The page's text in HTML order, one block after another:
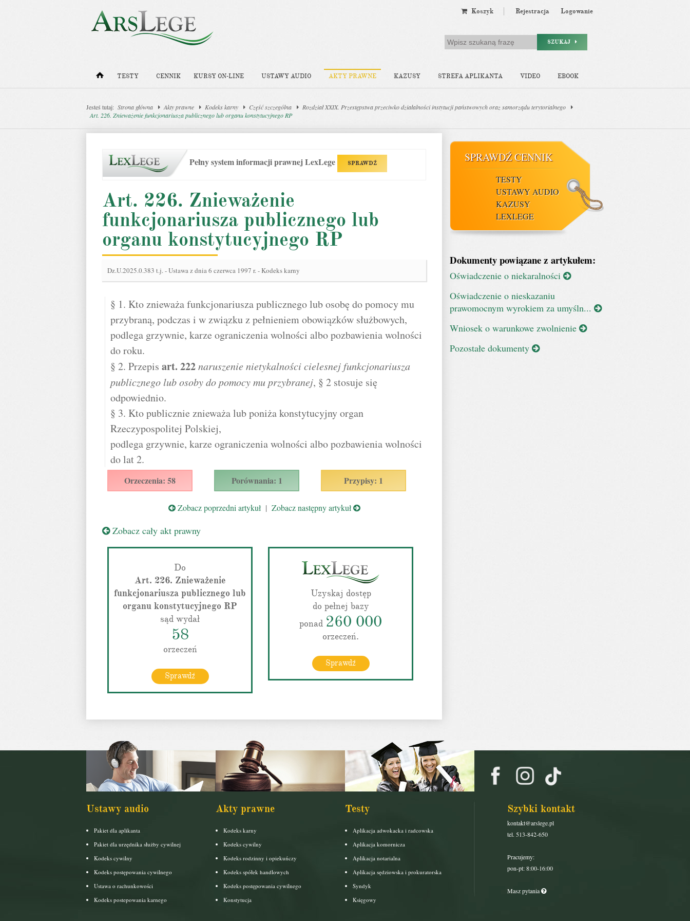
Koszyk Rejestracja Logowanie
SZUKAJ
TESTY CENNIK KURSY ON-LINE USTAWY AUDIO AKTY PRAWNE KAZUSY STREFA APLIKANTA VIDEO EBOOK
Jesteś tutaj: Strona główna Akty prawne Kodeks karny Część szczególna
Rozdział XXIX. Przestępstwa przeciwko działalności instytucji państwowych oraz samorządu terytorialnego
Art. 226. Znieważenie funkcjonariusza publicznego lub organu konstytucyjnego RP
Pełny system informacji prawnej LexLege SPRAWDŹ
Art. 226. Znieważenie
funkcjonariusza publicznego lub
organu konstytucyjnego RP
Dz.U.2025.0.383 t.j.-Ustawa z dnia 6 czerwca 1997 r. - Kodeks karny
§ 1. Kto znieważa funkcjonariusza publicznego lub osobę do pomocy mu
przybraną, podczas i w związku z pełnieniem obowiązków służbowych,
podlega grzywnie, karze ograniczenia wolności albo pozbawienia wolności
do roku.
§ 2. Przepis art. 222naruszenie nietykalności cielesnej funkcjonariusza
publicznego lub osoby do pomocy mu przybranej, § 2 stosuje się
odpowiednio.
§ 3. Kto publicznie znieważa lub poniża konstytucyjny organ
Rzeczypospolitej Polskiej,
podlega grzywnie, karze ograniczenia wolności albo pozbawienia wolności
do lat 2.
Orzeczenia: 58 Porównania: 1 Przypisy: 1
Zobacz poprzedni artykuł| Zobacz następny artykuł
Zobacz cały akt prawny
Do
Art. 226. Znieważenie
funkcjonariusza publicznego lub
organu konstytucyjnego RP
sąd wydał
58
orzeczeń
Sprawdź
Uzyskaj dostęp
do pełnej bazy
ponad 260 000
orzeczeń.
Sprawdź
SPRAWDŹ CENNIK
TESTY
USTAWY AUDIO
KAZUSY
LEXLEGE
Dokumenty powiązane z artykułem:
Oświadczenie o niekaralności
Oświadczenie o nieskazaniu
prawomocnym wyrokiem za umyśln...
Wniosek o warunkowe zwolnienie
Pozostałe dokumenty
Ustawy audio
Pakiet dla aplikanta
Pakiet dla urzędnika służby cywilnej
Kodeks cywilny
Kodeks postępowania cywilnego
Ustawa o rachunkowości
Kodeks postepowania karnego
Akty prawne
Kodeks karny
Kodeks cywilny
Kodeks rodzinny i opiekuńczy
Kodeks spółek handlowych
Kodeks postępowania cywilnego
Konstytucja
Testy
Aplikacja adwokacka i radcowska
Aplikacja komornicza
Aplikacja notarialna
Aplikacja sędziowska i prokuratorska
Syndyk
Księgowy
Szybki kontakt
kontakt@arslege.pl
tel. 513-842-650
Pracujemy:
pon-pt: 8:00-16:00
Masz pytania